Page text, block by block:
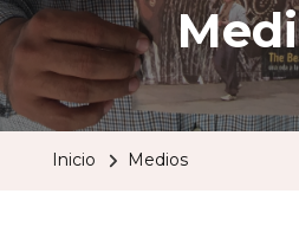
Inicio Medios